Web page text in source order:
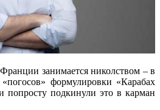
занимается николством – в
формулировки «Карабах
попросту подкинули это в карман